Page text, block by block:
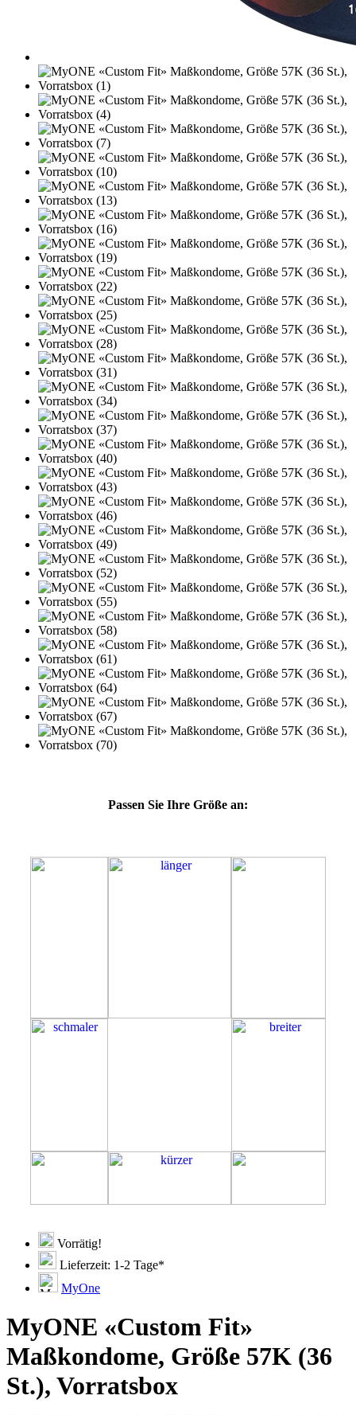
Passen Sie Ihre Größe an:
Vorrätig!
Lieferzeit: 1-2 Tage*
MyOne
MyONE «Custom Fit»
Maßkondome, Größe 57K (36
St.), Vorratsbox